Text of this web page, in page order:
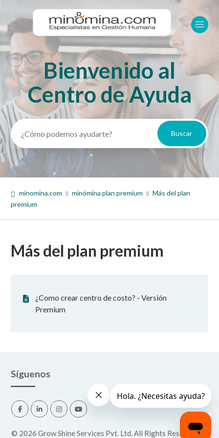
BúsquedaBienvenido al
Centro de Ayuda
minomina.com minómina plan premium
Más del plan
premium
Más del plan premium
¿Como crear centro de costo? - Versión
Premium
Síguenos
© 2026 Grow Shine Services Pvt. Ltd. All Rights Reserved.